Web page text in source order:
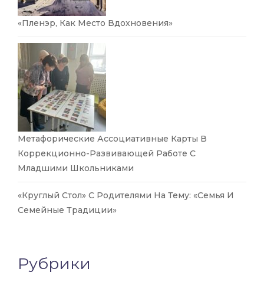
«Пленэр, Как Место Вдохновения»
Метафорические Ассоциативные Карты В
Коррекционно-Развивающей Работе С
Младшими Школьниками
«Круглый Стол» С Родителями На Тему: «Семья И
Семейные Традиции»
Рубрики